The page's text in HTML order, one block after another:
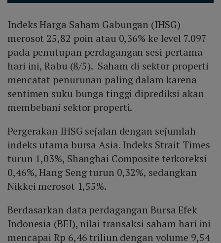
Indeks Harga Saham Gabungan (IHSG)
merosot 25,82 poin atau 0,36% ke level 7.097
pada penutupan perdagangan sesi pertama
hari ini, Rabu (8/5). Saham di sektor properti
mencatat penurunan paling dalam karena
sentimen suku bunga tinggi diprediksi akan
membebani sektor properti.
Pergerakan IHSG sejalan dengan sejumlah
indeks utama bursa Asia. Indeks Strait Times
turun 1,03%, Shanghai Composite terkoreksi
0,46%, Hang Seng turun 0,32%, sedangkan
Nikkei merosot 1,55%.
Berdasarkan data perdagangan Bursa Efek
Indonesia (BEI), nilai transaksi saham hari ini
mencapai Rp 6,46 triliun dengan volume 9,54